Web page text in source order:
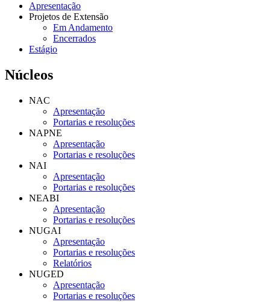
Apresentação
Projetos de Extensão
Em Andamento
Encerrados
Estágio
Núcleos
NAC
Apresentação
Portarias e resoluções
NAPNE
Apresentação
Portarias e resoluções
NAI
Apresentação
Portarias e resoluções
NEABI
Apresentação
Portarias e resoluções
NUGAI
Apresentação
Portarias e resoluções
Relatórios
NUGED
Apresentação
Portarias e resoluções